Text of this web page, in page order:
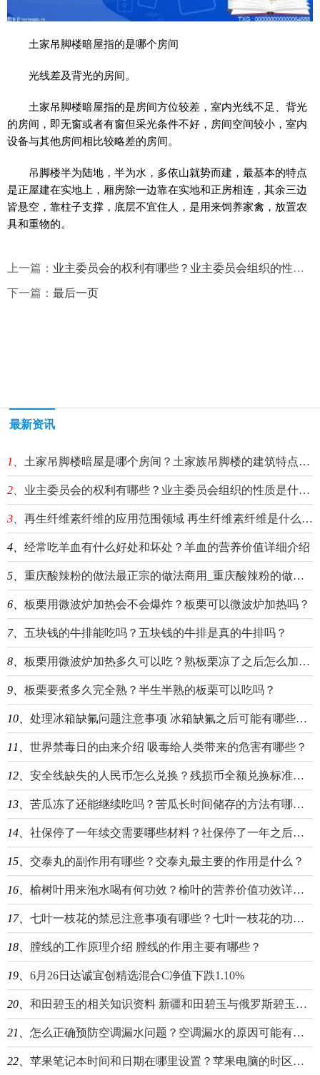
土家吊脚楼暗屋指的是哪个房间
光线差及背光的房间。
土家吊脚楼暗屋指的是房间方位较差，室内光线不足、背光
的房间，即无窗或者有窗但采光条件不好，房间空间较小，室内
设备与其他房间相比较略差的房间。
吊脚楼半为陆地，半为水，多依山就势而建，最基本的特点
是正屋建在实地上，厢房除一边靠在实地和正房相连，其余三边
皆悬空，靠柱子支撑，底层不宜住人，是用来饲养家禽，放置农
具和重物的。
上一篇： 业主委员会的权利有哪些？业主委员会组织的性质是什么？
下一篇： 最后一页
最新资讯
1、 土家吊脚楼暗屋是哪个房间？土家族吊脚楼的建筑特点分享
2、 业主委员会的权利有哪些？业主委员会组织的性质是什么？
3、 再生纤维素纤维的应用范围领域 再生纤维素纤维是什么材料？
4、 经常吃羊血有什么好处和坏处？羊血的营养价值详细介绍
5、 重庆酸辣粉的做法最正宗的做法商用_重庆酸辣粉的做法_环球速看
6、 板栗用微波炉加热会不会爆炸？板栗可以微波炉加热吗？
7、 五块钱的牛排能吃吗？五块钱的牛排是真的牛排吗？
8、 板栗用微波炉加热多久可以吃？熟板栗凉了之后怎么加热？
9、 板栗要煮多久完全熟？半生半熟的板栗可以吃吗？
10、 处理冰箱缺氟问题注意事项 冰箱缺氟之后可能有哪些现象？
11、 世界禁毒日的由来介绍 吸毒给人类带来的危害有哪些？
12、 安全线缺失的人民币怎么兑换？残损币全额兑换标准详细介绍
13、 苦瓜冻了还能继续吃吗？苦瓜长时间储存的方法有哪些？
14、 社保停了一年续交需要哪些材料？社保停了一年之后再交还能继续用吗？
15、 交泰丸的副作用有哪些？交泰丸最主要的作用是什么？
16、 榆树叶用来泡水喝有何功效？榆叶的营养价值功效详细介绍
17、 七叶一枝花的禁忌注意事项有哪些？七叶一枝花的功效作用详细介绍
18、 膛线的工作原理介绍 膛线的作用主要有哪些？
19、 6月26日达诚宜创精选混合C净值下跌1.10%
20、 和田碧玉的相关知识资料 新疆和田碧玉与俄罗斯碧玉的区别有哪些？
21、 怎么正确预防空调漏水问题？空调漏水的原因可能有哪些？
22、 苹果笔记本时间和日期在哪里设置？苹果电脑的时区怎么设置的？